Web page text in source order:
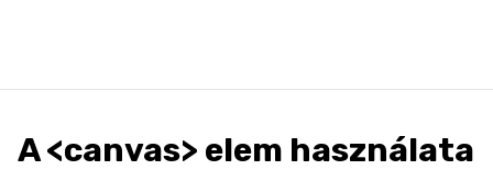
A <canvas> elem használata